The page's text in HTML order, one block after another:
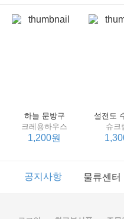
하늘 문방구
크레용하우스
1,200원
설전도
슈크
이벤트 2017년 리브피
공지사항 물류센터